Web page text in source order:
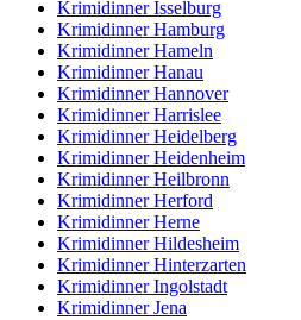
Krimidinner Isselburg
Krimidinner Hamburg
Krimidinner Hameln
Krimidinner Hanau
Krimidinner Hannover
Krimidinner Harrislee
Krimidinner Heidelberg
Krimidinner Heidenheim
Krimidinner Heilbronn
Krimidinner Herford
Krimidinner Herne
Krimidinner Hildesheim
Krimidinner Hinterzarten
Krimidinner Ingolstadt
Krimidinner Jena